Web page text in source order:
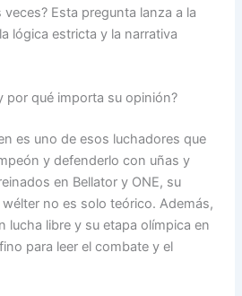
Esta pregunta lanza a la
lógica estricta y la narrativa
por qué importa su opinión?
es uno de esos luchadores que
y defenderlo con uñas y
en Bellator y ONE, su
no es solo teórico. Además,
lucha libre y su etapa olímpica en
para leer el combate y el